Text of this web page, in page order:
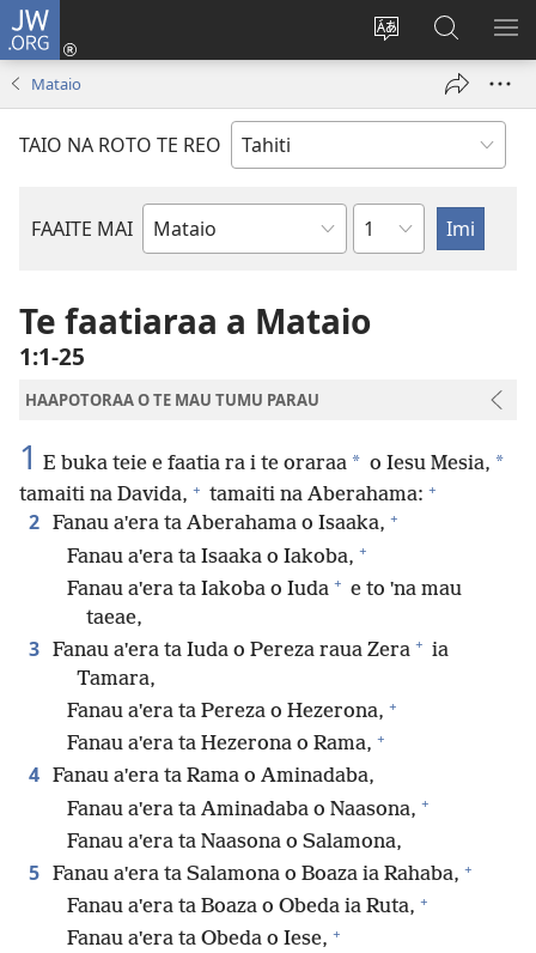
JW.ORG
Taui
reo
Nati
(opens
Maimiraa
nia
JW.ORG
Mataio
TAIO NA ROTO TE REO
FAAITE MAI
Buka
Bibilia
Pene
Te faatiaraa a Mataio
1:1-25
HAAPOTORAA O TE MAU TUMU PARAU
1 E buka teie e faatia ra i te oraraa * o Iesu Mesia, *
tamaiti na Davida, + tamaiti na Aberahama: +
2 Fanau aˈera ta Aberahama o Isaaka, +
Fanau aˈera ta Isaaka o Iakoba, +
Fanau aˈera ta Iakoba o Iuda + e to ˈna mau
taeae,
3 Fanau aˈera ta Iuda o Pereza raua Zera + ia
Tamara,
Fanau aˈera ta Pereza o Hezerona, +
Fanau aˈera ta Hezerona o Rama, +
4 Fanau aˈera ta Rama o Aminadaba,
Fanau aˈera ta Aminadaba o Naasona, +
Fanau aˈera ta Naasona o Salamona,
5 Fanau aˈera ta Salamona o Boaza ia Rahaba, +
Fanau aˈera ta Boaza o Obeda ia Ruta, +
Fanau aˈera ta Obeda o Iese, +